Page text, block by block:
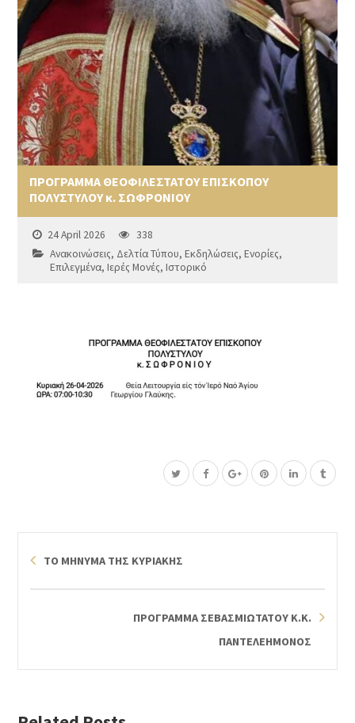
ΠΡΟΓΡΑΜΜΑ ΘΕΟΦΙΛΕΣΤΑΤΟΥ ΕΠΙΣΚΟΠΟΥ
ΠΟΛΥΣΤΥΛΟΥ κ. ΣΩΦΡΟΝΙΟΥ
24 April 2026
338
Ανακοινώσεις, Δελτία Τύπου,Εκδηλώσεις,Ενορίες,
Επιλεγμένα,Ιερές Μονές,Ιστορικό
ΤΟ ΜΗΝΥΜΑ ΤΗΣ ΚΥΡΙΑΚΗΣ
ΠΡΟΓΡΑΜΜΑ ΣΕΒΑΣΜΙΩΤΑΤΟΥ Κ.Κ.
ΠΑΝΤΕΛΕΗΜΟΝΟΣ